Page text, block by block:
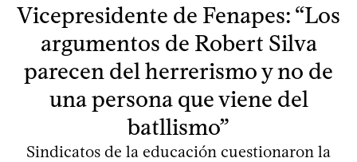
Vicepresidente de Fenapes: “Los
argumentos de Robert Silva
parecen del herrerismo y no de
una persona que viene del
batllismo”
Sindicatos de la educación cuestionaron la